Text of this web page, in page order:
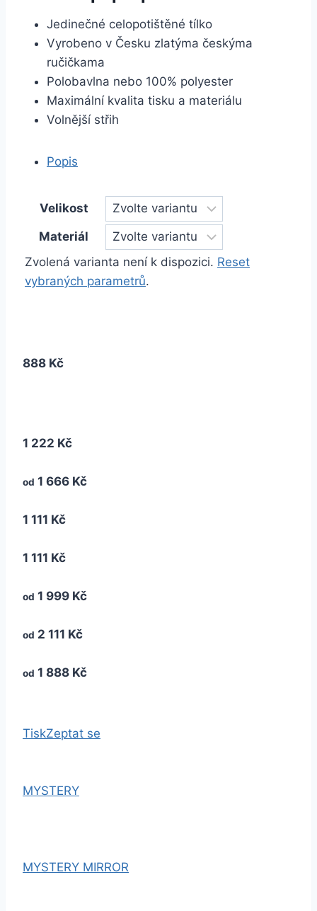
Jedinečné celopotištěné tílko
Vyrobeno v Česku zlatýma českýma
ručičkama
Polobavlna nebo 100% polyester
Maximální kvalita tisku a materiálu
Volnější střih
Popis
Velikost
Materiál
Zvolená varianta není k dispozici. Reset
vybraných parametrů.
888 Kč
1 222 Kč
od 1 666 Kč
1 111 Kč
1 111 Kč
od 1 999 Kč
od 2 111 Kč
od 1 888 Kč
TiskZeptat se
MYSTERY
MYSTERY MIRROR